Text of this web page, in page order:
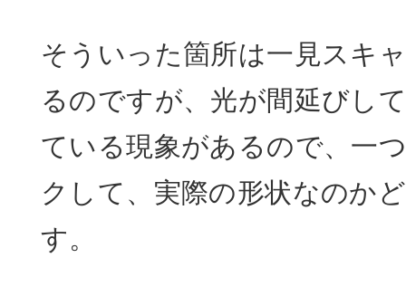
そういった箇所は一見スキ
るのですが、光が間延びし
ている現象があるので、一
クして、実際の形状なのか
す。